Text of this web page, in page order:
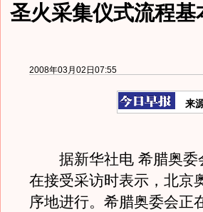
圣火采集仪式流程
2008年03月02日07:55
来
据新华社电 希腊奥委
在接受采访时表示，北京
序地进行。希腊奥委会正